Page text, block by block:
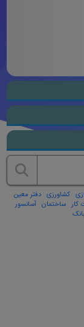
کشاورزی دفتر معین
کار ساختمان آسانسور
بانک